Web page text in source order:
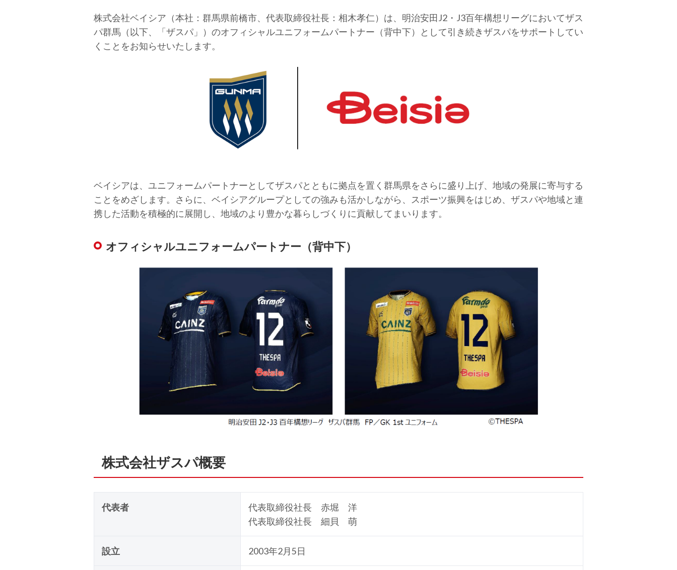
株式会社ベイシア（本社：群馬県前橋市、代表取締役社長：相木孝仁）は、明治安田J2・J3百年構想リーグにおいてザス
パ群馬（以下、「ザスパ」）のオフィシャルユニフォームパートナー（背中下）として引き続きザスパをサポートしてい
くことをお知らせいたします。
ベイシアは、ユニフォームパートナーとしてザスパとともに拠点を置く群馬県をさらに盛り上げ、地域の発展に寄与する
ことをめざします。さらに、ベイシアグループとしての強みも活かしながら、スポーツ振興をはじめ、ザスパや地域と連
携した活動を積極的に展開し、地域のより豊かな暮らしづくりに貢献してまいります。
オフィシャルユニフォームパートナー（背中下）
株式会社ザスパ概要
代表者
代表取締役社長 赤堀 洋
代表取締役社長 細貝 萌
設立 2003年2月5日